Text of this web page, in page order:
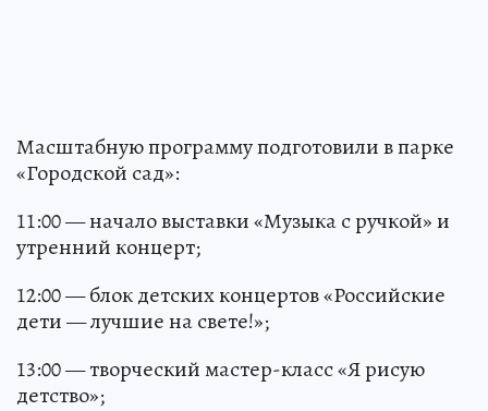
Масштабную программу подготовили в парке
«Городской сад»:
11:00 — начало выставки «Музыка с ручкой» и
утренний концерт;
12:00 — блок детских концертов «Российские
дети — лучшие на свете!»;
13:00 — творческий мастер-класс «Я рисую
детство»;